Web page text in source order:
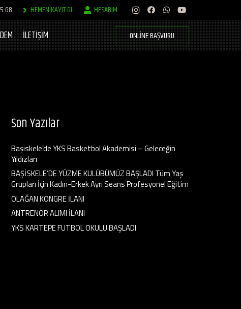
68 HEMEN KAYIT OL HESABIM
İLETİŞİM ONLINE BAŞVURU
Son Yazılar
Başiskele’de YKS Basketbol Akademisi – Geleceğin
Yıldızları
BAŞİSKELE’DE YÜZME KULÜBÜMÜZ BAŞLADI Tüm Yaş
Grupları İçin Kadın-Erkek Ayrı Seans Profesyonel Eğitim
OLAĞAN KONGRE İLANI
ANTRENÖR ALIMI İLANI
YKS KARTEPE FUTBOL OKULU BAŞLADI